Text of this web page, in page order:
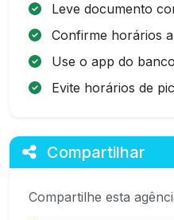
Leve documento
Confirme horários
Use o app do
Evite horários de
Compartilhar
Compartilhe esta